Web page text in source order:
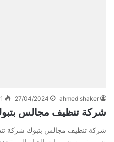
ahmed shaker
27/04/2024
شركة تنظيف مجالس
شركة تنظيف مجالس بتبوك شركة